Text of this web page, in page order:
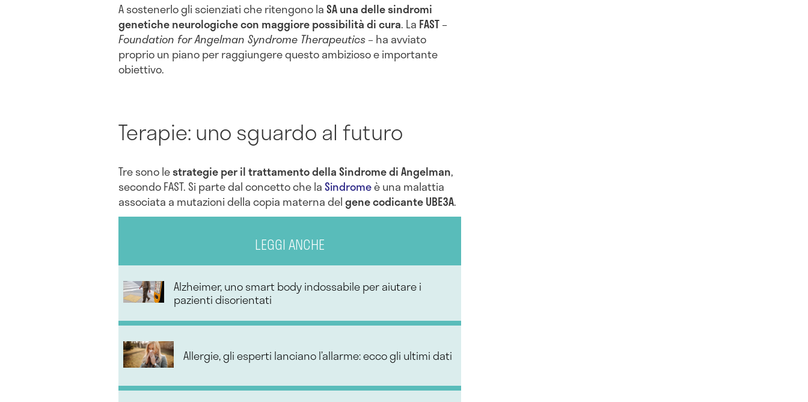
A sostenerlo gli scienziati che ritengono laSA una delle sindromi
genetiche neurologiche con maggiore possibilità di cura. La FAST–
Foundation for Angelman Syndrome Therapeutics– ha avviato
proprio un piano per raggiungere questo ambizioso e importante
obiettivo.
Terapie: uno sguardo al futuro
Tre sono lestrategie per il trattamento della Sindrome di Angelman,
secondo FAST. Si parte dal concetto che laSindromeè una malattia
associata a mutazioni della copia materna delgene codi­cante UBE3A.
LEGGI ANCHE
Alzheimer, uno smart body indossabile per aiutare i
pazienti disorientati
Allergie, gli esperti lanciano l’allarme: ecco gli ultimi dati